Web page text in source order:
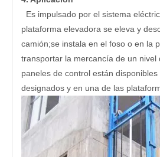
Es impulsado por el sistema
plataforma elevadora se eleva y
camión;se instala en el foso o en la
transportar la mercancía de un nivel
paneles de control están
designados y en una de las